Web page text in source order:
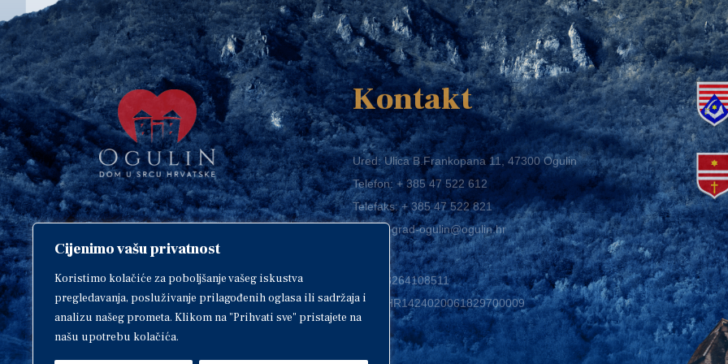
Cijenimo vašu privatnost
Koristimo kolačiće za poboljšanje vašeg iskustva
pregledavanja, posluživanje prilagođenih oglasa ili sadržaja i
analizu našeg prometa. Klikom na "Prihvati sve" pristajete na
našu upotrebu kolačića.
Copyright © 2018. Grad Ogulin,
sva prava pridržana.
Design byEA93
Kontakt
Ured: Ulica B.Frankopana 11, 47300 Ogulin
Telefon:+ 385 47 522 612
Telefaks:+ 385 47 522 821
E-mail:grad-ogulin@ogulin.hr
OIB: 58264108511
IBAN: HR1424020061829700009